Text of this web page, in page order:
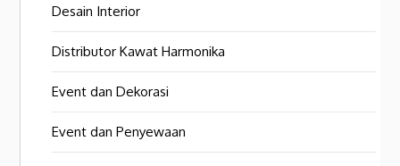
Desain Interior
Distributor Kawat Harmonika
Event dan Dekorasi
Event dan Penyewaan